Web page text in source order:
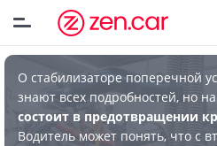
О стабилизаторе поперечной
знают всех подробностей, но
состоит в предотвращении
Водитель может понять, что с